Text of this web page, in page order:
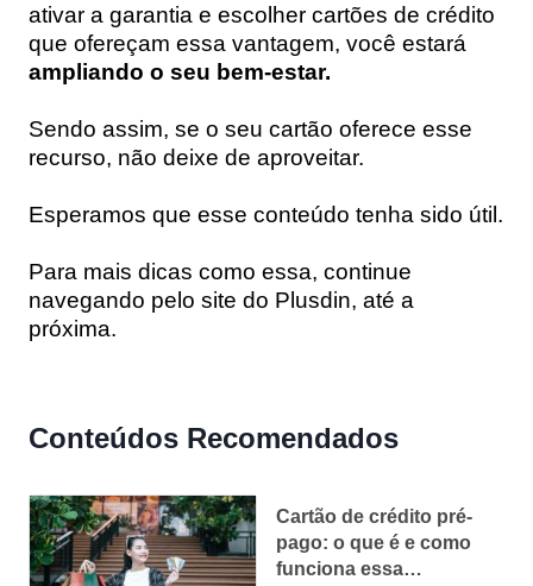
ativar a garantia e escolher cartões de crédito
que ofereçam essa vantagem, você estará
ampliando o seu bem-estar.
Sendo assim, se o seu cartão oferece esse
recurso, não deixe de aproveitar.
Esperamos que esse conteúdo tenha sido útil.
Para mais dicas como essa, continue
navegando pelo site do Plusdin, até a
próxima.
Conteúdos Recomendados
Cartão de crédito pré-
pago: o que é e como
funciona essa